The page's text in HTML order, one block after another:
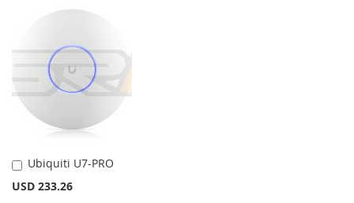
LISTA
DESEOS
PARA
COMPARAR
Ubiquiti U7-PRO
USD 233.26
Añadir
al
carrito